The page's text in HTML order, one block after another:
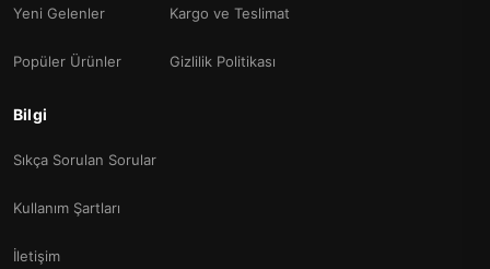
Yeni Gelenler
Popüler Ürünler
Kargo ve Teslimat
Gizlilik Politikası
Bilgi
Sıkça Sorulan Sorular
Kullanım Şartları
İletişim